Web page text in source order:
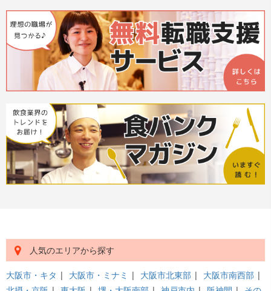
人気のエリアから探す
大阪市・キタ | 大阪市・ミナミ | 大阪市北東部 | 大阪市南西部 |